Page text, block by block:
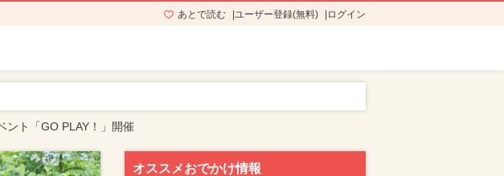
あとで読む ユーザー登録(無料) ログイン
ント「GO PLAY！」開催
オススメおでかけ情報